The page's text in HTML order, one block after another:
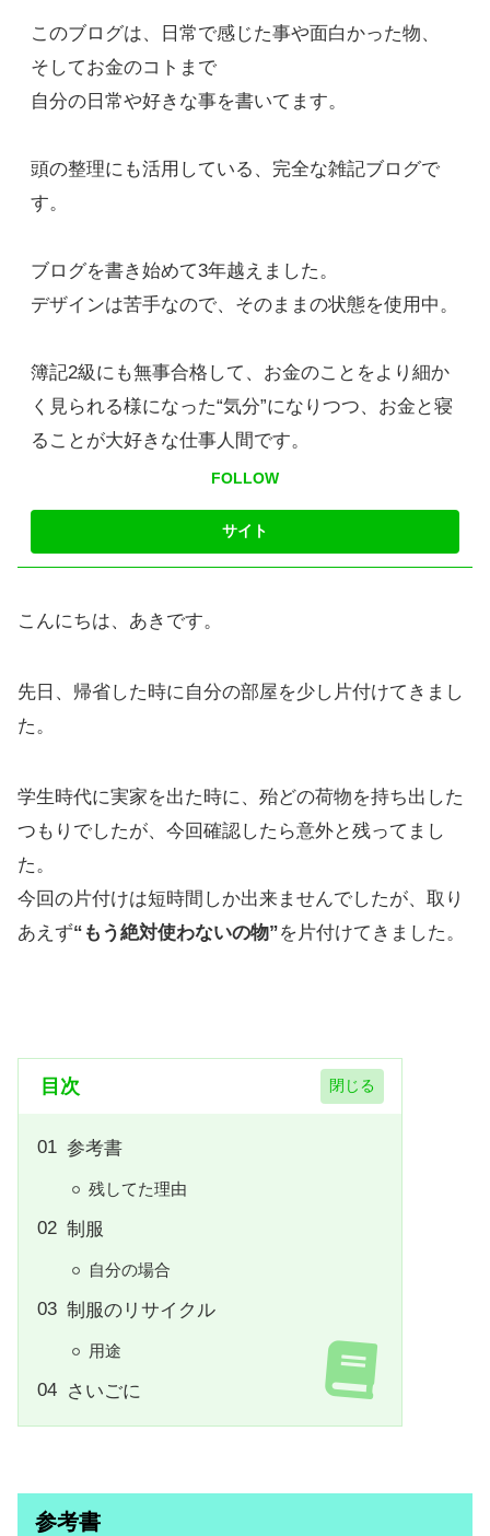
このブログは、日常で感じた事や面白かった物、
そしてお金のコトまで
自分の日常や好きな事を書いてます。
頭の整理にも活用している、完全な雑記ブログで
す。
ブログを書き始めて3年越えました。
デザインは苦手なので、そのままの状態を使用中。
簿記2級にも無事合格して、お金のことをより細か
く見られる様になった“気分”になりつつ、お金と寝
ることが大好きな仕事人間です。
FOLLOW
こんにちは、あきです。
先日、帰省した時に自分の部屋を少し片付けてきまし
た。
学生時代に実家を出た時に、殆どの荷物を持ち出した
つもりでしたが、今回確認したら意外と残ってまし
た。
今回の片付けは短時間しか出来ませんでしたが、取り
あえず“もう絶対使わないの物”を片付けてきました。
目次
参考書
残してた理由
制服
自分の場合
制服のリサイクル
用途
さいごに
参考書